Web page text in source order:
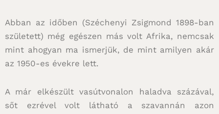
Abban az időben (Széchenyi Zsigmond 1898-ban
született) még egészen más volt Afrika, nemcsak
mint ahogyan ma ismerjük, de mint amilyen akár
az 1950-es évekre lett.
A már elkészült vasútvonalon haladva százával,
sőt ezrével volt látható a szavannán azon